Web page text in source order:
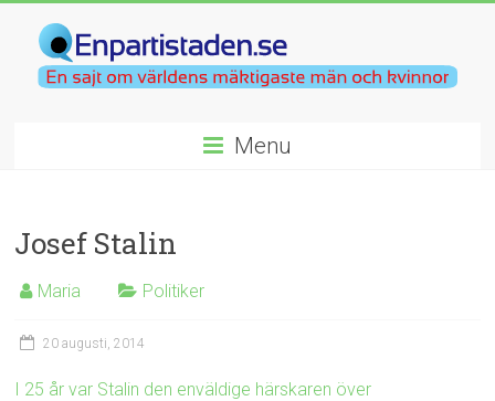
Menu
Josef Stalin
Maria Politiker
20 augusti, 2014
I 25 år var Stalin den enväldige härskaren över